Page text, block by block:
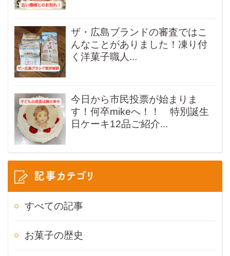
ザ・広島ブランドの審査ではこ
んなことがありました！凍り付
く洋菓子職人...
今日から市民投票が始まりま
す！何卒mikeへ！！ 特別誕生
日ケーキ12品ご紹介...
記事カテゴリ
すべての記事
お菓子の歴史